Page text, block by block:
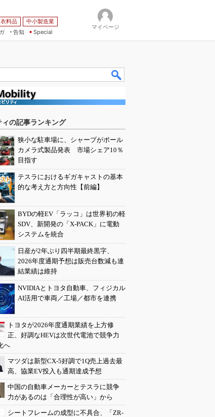
料品
中小製造業
告知 Special
マイページ
ィの記事ランキング
狭小な駐車場に、シャープがポール
カメラ式製品発表 市場シェア10％
目指す
テスラにおけるギガキャストの基本
的な考え方と方向性【前編】
BYDの軽EV「ラッコ」は世界初の軽
SDV、新開発の「X-PACK」に電動
システムを統合
日産が2年ぶり四半期最終黒字、
2026年度通期予想は販売台数減も連
結業績は維持
NVIDIAとトヨタ自動車、フィジカル
AI活用で車両／工場／都市を連携
トヨタが2026年度通期業績を上方修
正、好調なHEVは次世代電池で競争力
へ
マツダは新型CX-5好調で1Q売上過去最
高、協業EV投入も通期達成予想
中国の自動車メーカーとテスラに競争
力があるのは「合理性が高い」から
シートフレームの成型に不具合、「ZR-